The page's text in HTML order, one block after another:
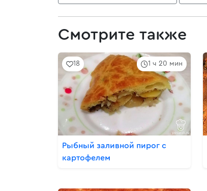
Смотрите также
1 ч 20 мин
18
Рыбный заливной пирог с
картофелем